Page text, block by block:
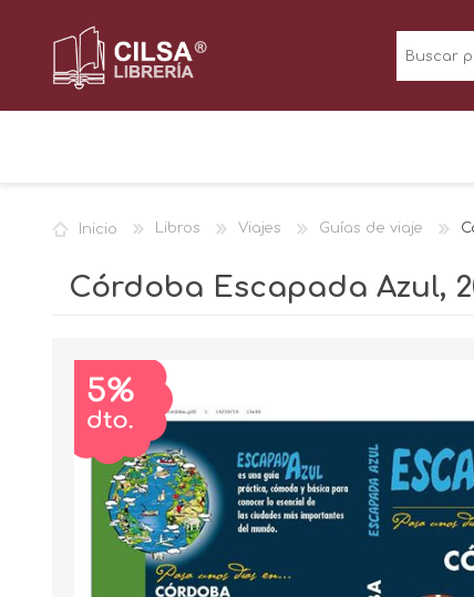
Inicio Libros Viajes Guías de viaje
Córdoba Escapada Azul,